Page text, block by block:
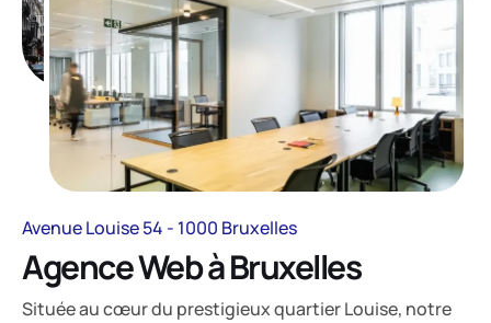
Avenue Louise 54 - 1000 Bruxelles
Agence Web à Bruxelles
Située au cœur du prestigieux quartier Louise, notre